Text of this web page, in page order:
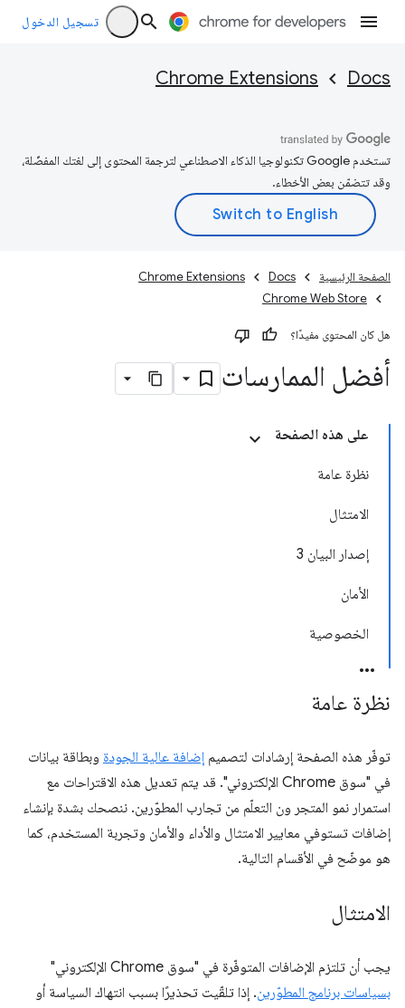
تسجيل الدخول
Docs
Chrome Extensions
تستخدم Google تكنولوجيا الذكاء الاصطناعي لترجمة المحتوى إلى لغتك المفضّلة،
وقد تتضمّن بعض الأخطاء.
الصفحة الرئيسية Docs
Chrome Extensions
Chrome Web Store
هل كان المحتوى مفيدًا؟
أفضل الممارسات
على هذه الصفحة
نظرة عامة
الامتثال
إصدار البيان 3
الأمان
الخصوصية
نظرة عامة
توفّر هذه الصفحة إرشادات لتصميم إضافة عالية الجودة وبطاقة بيانات
في "سوق Chrome الإلكتروني". قد يتم تعديل هذه الاقتراحات مع
استمرار نمو المتجر ون التعلّم من تجارب المطوّرين. ننصحك بشدة بإنشاء
إضافات تستوفي معايير الامتثال والأداء والأمان وتجربة المستخدم، كما
هو موضّح في الأقسام التالية.
الامتثال
يجب أن تلتزم الإضافات المتوفّرة في "سوق Chrome الإلكتروني"
بسياسات برنامج المطوّرين. إذا تلقّيت تحذيرًا بسبب انتهاك السياسة أو